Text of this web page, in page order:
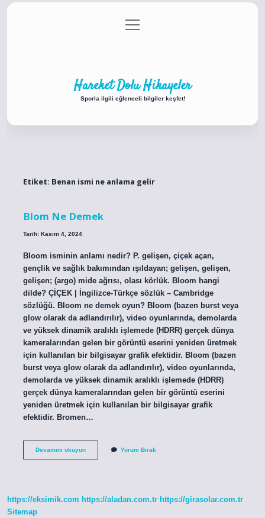
Gizlilik Politikası
menüyü
aç
Hareket Dolu Hikayeler
Sporla ilgili eğlenceli bilgiler keşfet!
Etiket: Benan ismi ne anlama gelir
Blom Ne Demek
Tarih: Kasım 4, 2024
Bloom isminin anlamı nedir? P. gelişen, çiçek açan,
gençlik ve sağlık bakımından ışıldayan; gelişen, gelişen,
gelişen; (argo) mide ağrısı, olası körlük. Bloom hangi
dilde? ÇİÇEK | İngilizce-Türkçe sözlük – Cambridge
sözlüğü. Bloom ne demek oyun? Bloom (bazen burst veya
glow olarak da adlandırılır), video oyunlarında, demolarda
ve yüksek dinamik aralıklı işlemede (HDRR) gerçek dünya
kameralarından gelen bir görüntü eserini yeniden üretmek
için kullanılan bir bilgisayar grafik efektidir. Bloom (bazen
burst veya glow olarak da adlandırılır), video oyunlarında,
demolarda ve yüksek dinamik aralıklı işlemede (HDRR)
gerçek dünya kameralarından gelen bir görüntü eserini
yeniden üretmek için kullanılan bir bilgisayar grafik
efektidir. Bromen…
Devamını okuyunBlom
Yorum Bırak
https://eksimik.com https://aladan.com.tr https://girasolar.com.tr
Sitemap